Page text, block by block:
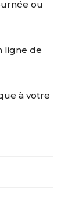
ou
ligne de
à votre